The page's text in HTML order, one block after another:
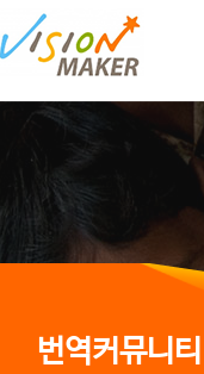
메인메뉴로 이동
메인메뉴 건너뛰고 본문으로 이동
번역커뮤니티